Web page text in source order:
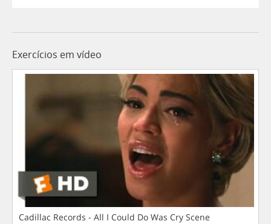
Exercícios em vídeo
Cadillac Records - All I Could Do Was Cry Scene